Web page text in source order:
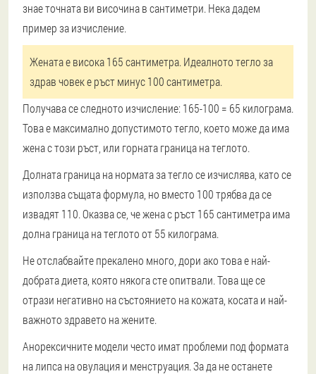
знае точната ви височина в сантиметри. Нека дадем
пример за изчисление.
Жената е висока 165 сантиметра. Идеалното тегло за
здрав човек е ръст минус 100 сантиметра.
Получава се следното изчисление: 165-100 = 65 килограма.
Това е максимално допустимото тегло, което може да има
жена с този ръст, или горната граница на теглото.
Долната граница на нормата за тегло се изчислява, като се
използва същата формула , но вместо 100 трябва да се
извадят 110. Оказва се, че жена с ръст 165 сантиметра има
долна граница на теглото от 55 килограма.
Не отслабвайте прекалено много, дори ако това е най-
добрата диета, която някога сте опитвали. Това ще се
отрази негативно на състоянието на кожата, косата и най-
важното здравето на жените.
Анорексичните модели често имат проблеми под формата
на липса на овулация и менструация.За да не останете